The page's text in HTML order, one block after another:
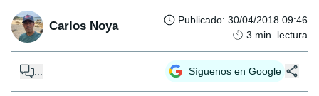
Carlos Noya Publicado: 30/04/2018 09:46
3 min. lectura
Síguenos en Google